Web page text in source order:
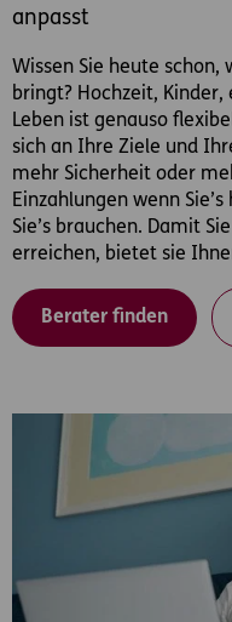
anpasst
Wissen Sie heute schon,
bringt? Hochzeit, Kinder,
Leben ist genauso
sich an Ihre Ziele und
mehr Sicherheit oder
Einzahlungen wenn
Sie’s brauchen. Damit
erreichen, bietet sie
Berater finden